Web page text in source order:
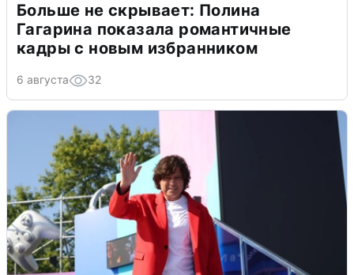
Больше не скрывает: Полина
Гагарина показала романтичные
кадры с новым избранником
6 августа 32